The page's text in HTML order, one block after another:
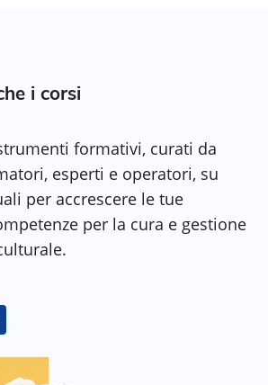
i corsi
formativi, curati da
esperti e operatori, su
per accrescere le tue
per la cura e gestione